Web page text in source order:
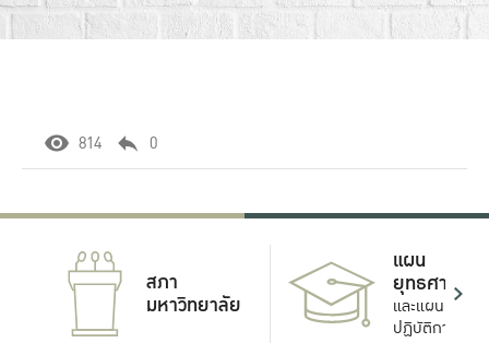
814 0
สภา
มหาวิทยาลัย
แผน
ยุทธศาสตร์
และแผน
ปฏิบัติการ